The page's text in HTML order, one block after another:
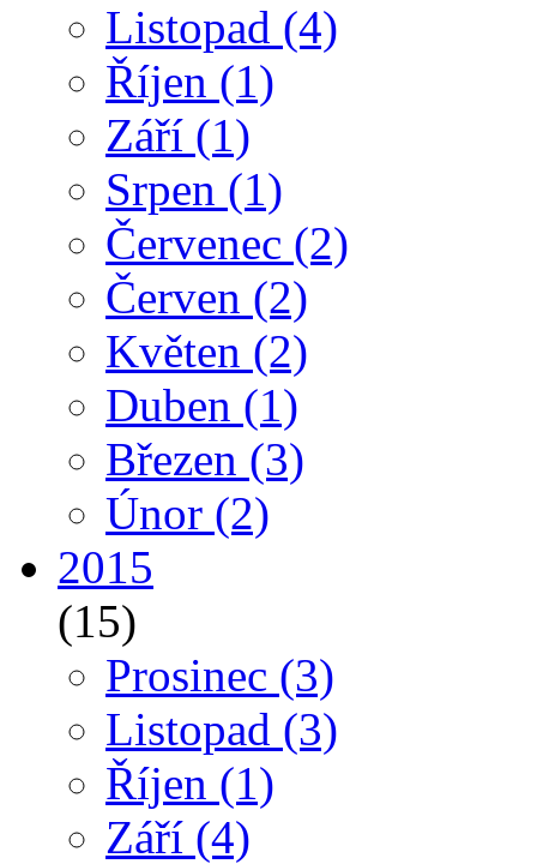
Listopad (4)
Říjen (1)
Září (1)
Srpen (1)
Červenec (2)
Červen (2)
Květen (2)
Duben (1)
Březen (3)
Únor (2)
2015
(15)
Prosinec (3)
Listopad (3)
Říjen (1)
Září (4)